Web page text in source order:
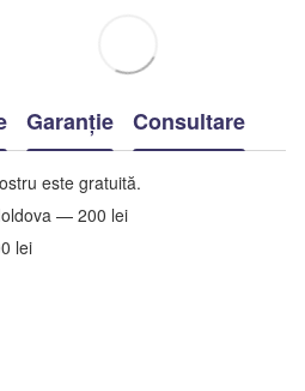
Garanție Consultare
este gratuită.
— 200 lei
lei